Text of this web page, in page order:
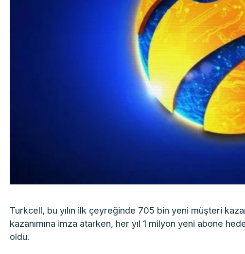
Turkcell, bu yılın ilk çeyreğinde 705 bin yeni müşteri
kazanımına imza atarken, her yıl 1 milyon yeni abone
oldu.